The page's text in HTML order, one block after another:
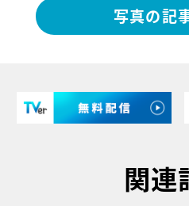
写真の記
関連